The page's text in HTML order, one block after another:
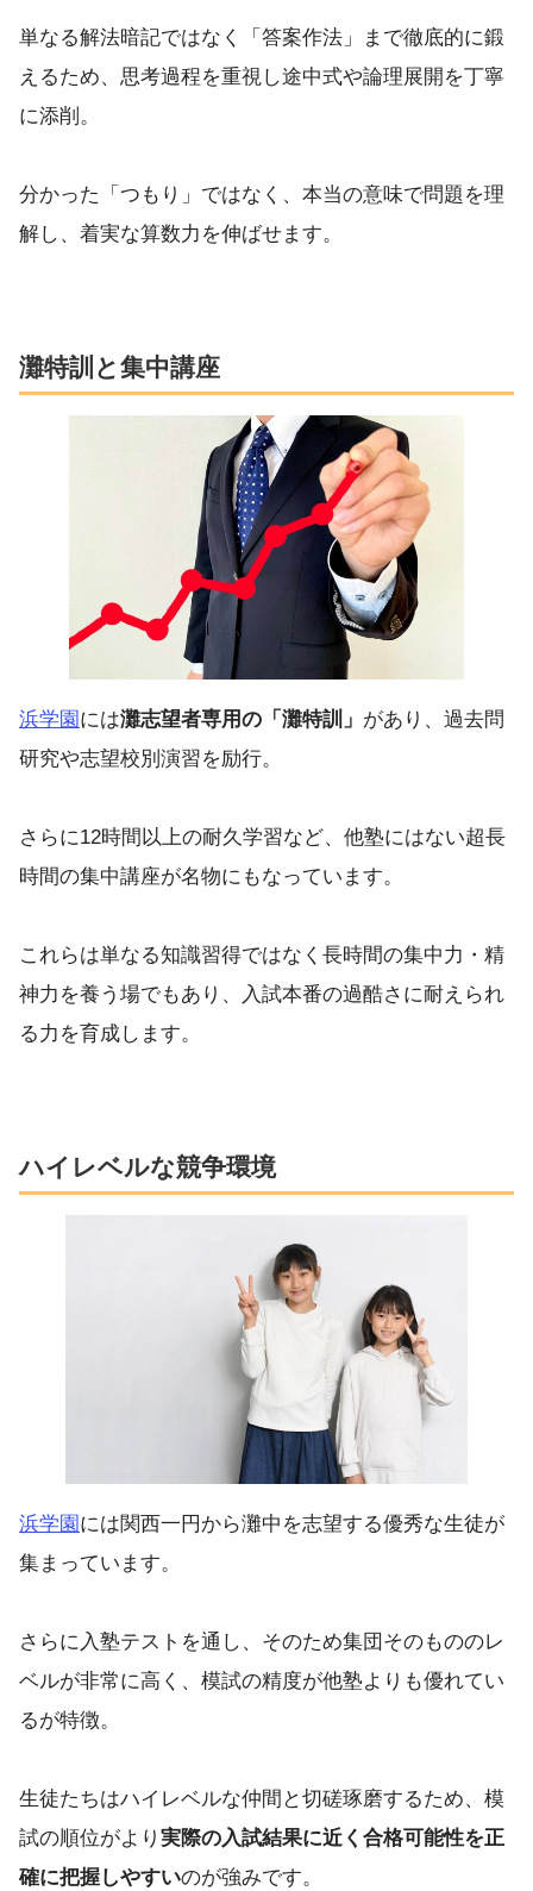
単なる解法暗記ではなく「答案作法」まで徹底的に鍛
えるため、思考過程を重視し途中式や論理展開を丁寧
に添削。
分かった「つもり」ではなく、本当の意味で問題を理
解し、着実な算数力を伸ばせます。
灘特訓と集中講座
浜学園には灘志望者専用の「灘特訓」 があり、過去問
研究や志望校別演習を励行。
さらに12時間以上の耐久学習など、他塾にはない超長
時間の集中講座が名物にもなっています。
これらは単なる知識習得ではなく長時間の集中力・精
神力を養う場でもあり、入試本番の過酷さに耐えられ
る力を育成します。
ハイレベルな競争環境
浜学園 には関西一円から灘中を志望する優秀な生徒が
集まっています。
さらに入塾テストを通し、そのため集団そのもののレ
ベルが非常に高く、模試の精度が他塾よりも優れてい
るが特徴。
生徒たちはハイレベルな仲間と切磋琢磨するため、模
試の順位がより 実際の入試結果に近く合格可能性を正
確に把握しやすいのが強みです。